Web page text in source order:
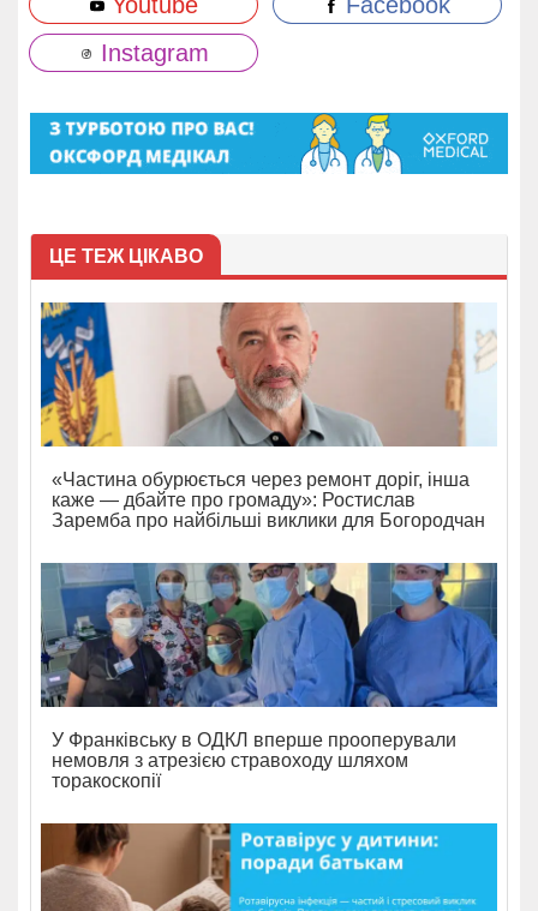
Instagram
ЦЕ ТЕЖ ЦІКАВО
«Частина обурюється через ремонт доріг, інша
каже — дбайте про громаду»: Ростислав
Заремба про найбільші виклики для Богородчан
У Франківську в ОДКЛ вперше прооперували
немовля з атрезією стравоходу шляхом
торакоскопії